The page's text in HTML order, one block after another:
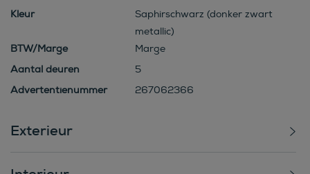
Kleur
Saphirschwarz (donker zwart
metallic)
BTW/Marge
Marge
Aantal deuren
5
Advertentienummer
267062366
Exterieur